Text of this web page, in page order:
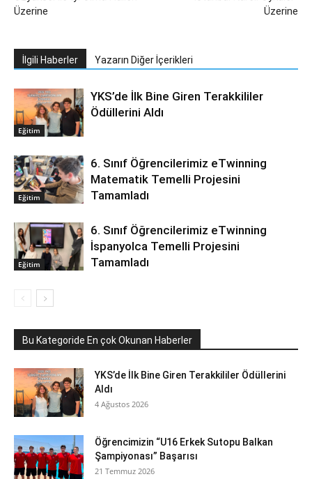
Üzerine
Üzerine
İlgili Haberler Yazarın Diğer İçerikleri
Eğitim
YKS’de İlk Bine Giren Terakkililer
Ödüllerini Aldı
Eğitim
6. Sınıf Öğrencilerimiz eTwinning
Matematik Temelli Projesini
Tamamladı
Eğitim
6. Sınıf Öğrencilerimiz eTwinning
İspanyolca Temelli Projesini
Tamamladı
Bu Kategoride En çok Okunan Haberler
YKS’de İlk Bine Giren Terakkililer Ödüllerini
Aldı
4 Ağustos 2026
Öğrencimizin “U16 Erkek Sutopu Balkan
Şampiyonası” Başarısı
21 Temmuz 2026